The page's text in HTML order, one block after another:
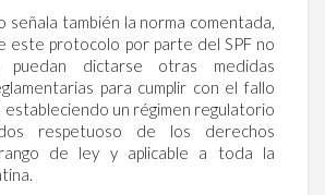
señala también la norma comentada,
este protocolo por parte del SPF no
dictarse otras medidas
para cumplir con el fallo
un régimen regulatorio
respetuoso de los derechos
de ley y aplicable a toda la